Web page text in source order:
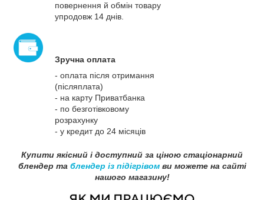
повернення й обмін товару
упродовж 14 днів.
Зручна оплата
- оплата після отримання
(післяплата)
- на карту Приватбанка
- по безготівковому
розрахунку
- у кредит до 24 місяців
Купити якісний і доступний за ціною стаціонарний
блендер та блендер із підігрівомви можете на сайті
нашого магазину!